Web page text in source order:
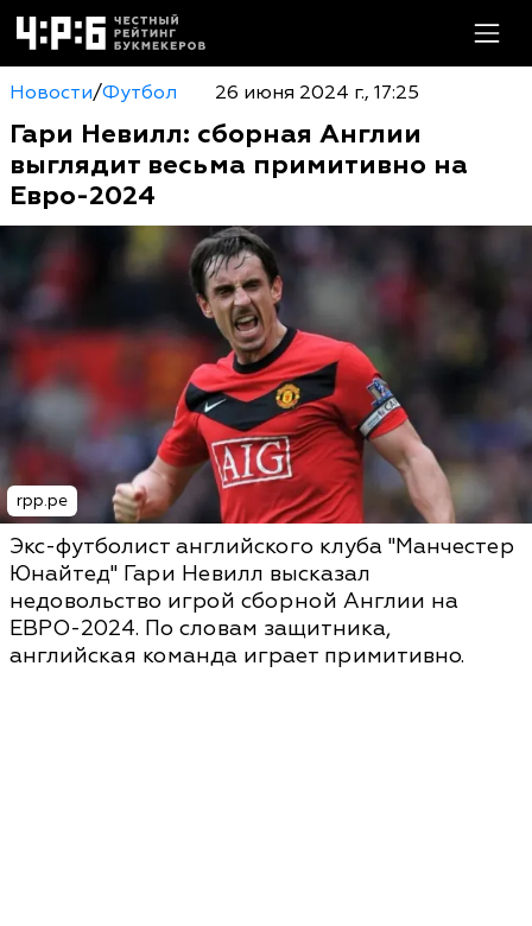
Новости/Футбол 26 июня 2024 г., 17:25
Гари Невилл: сборная Англии
выглядит весьма примитивно на
Евро-2024
rpp.pe
Экс-футболист английского клуба "Манчестер
Юнайтед" Гари Невилл высказал
недовольство игрой сборной Англии на
ЕВРО-2024. По словам защитника,
английская команда играет примитивно.